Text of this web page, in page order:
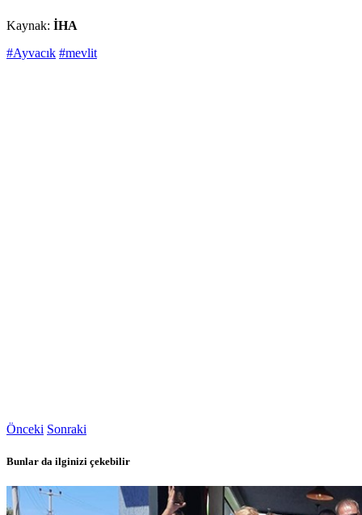
Kaynak: İHA
#Ayvacık #mevlit
Önceki Sonraki
Bunlar da ilginizi çekebilir